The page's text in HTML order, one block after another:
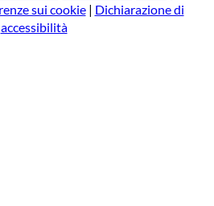
sui cookie| Dichiarazione di
accessibilità